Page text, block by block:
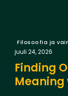
Filosoofia ja
juuli 24, 2026
Finding
Meaning